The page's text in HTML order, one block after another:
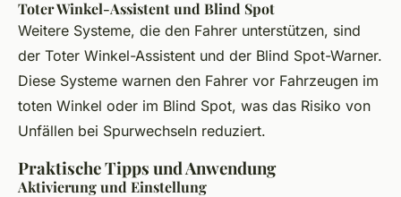
Toter Winkel-Assistent und Blind Spot
Weitere Systeme, die den Fahrer unterstützen, sind
der Toter Winkel-Assistent und der Blind Spot-Warner.
Diese Systeme warnen den Fahrer vor Fahrzeugen im
toten Winkel oder im Blind Spot, was das Risiko von
Unfällen bei Spurwechseln reduziert.
Praktische Tipps und Anwendung
Aktivierung und Einstellung